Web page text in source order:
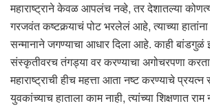
महाराष्ट्राने केवळ आपलंच नव्हे, तर देशातल्या
गरजवंत कष्टकर्‍याचं पोट भरलेलं आहे, त्याच्या
सन्मानाने जगण्याचा आधार दिला आहे. काही
संस्कृतीवरच तंगड्या वर करण्याचा अगोचरपणा
महाराष्ट्राची हीच महत्ता आता नष्ट करण्याचे
युवकांच्याच हाताला काम नाही, त्यांच्या शिक्षणात राम